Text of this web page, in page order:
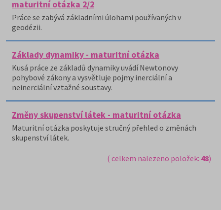
maturitní otázka 2/2
Práce se zabývá základními úlohami používaných v
geodézii.
Základy dynamiky - maturitní otázka
Kusá práce ze základů dynamiky uvádí Newtonovy
pohybové zákony a vysvětluje pojmy inerciální a
neinerciální vztažné soustavy.
Změny skupenství látek - maturitní otázka
Maturitní otázka poskytuje stručný přehled o změnách
skupenství látek.
( celkem nalezeno položek: 48)